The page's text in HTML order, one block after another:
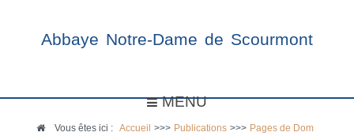
Abbaye Notre-Dame de Scourmont
MENU
Vous êtes ici :Accueil >>> Publications >>> Pages de Dom